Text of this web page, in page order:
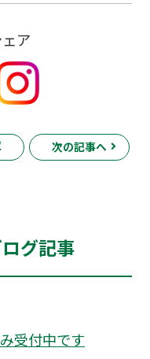
ア
次の記事へ
グ記事
受付中です